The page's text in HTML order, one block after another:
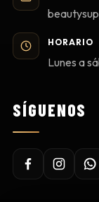
HORARIO
Lunes a
SÍGUENOS